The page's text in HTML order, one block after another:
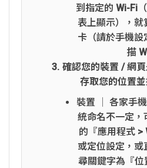
到指定的 Wi-Fi
表上顯示），就
卡（請於手機
描
確認您的裝置 / 網
存取您的位置
裝置 │ 各家手
統命名不一定，
的『應用程式 >
或定位設定，
尋關鍵字為『